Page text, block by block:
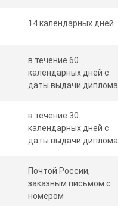
14 календарных дней
в течение 60
календарных дней с
даты выдачи диплома
в течение 30
календарных дней с
даты выдачи диплома
Почтой России,
заказным письмом с
номером